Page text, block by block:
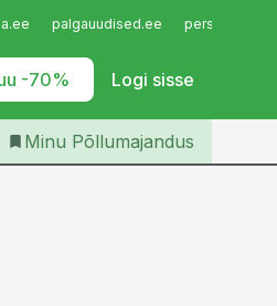
palgauudised.ee
-70% Logi sisse
Iseteenindus
Põllumajandus
Minu Põllumajandus